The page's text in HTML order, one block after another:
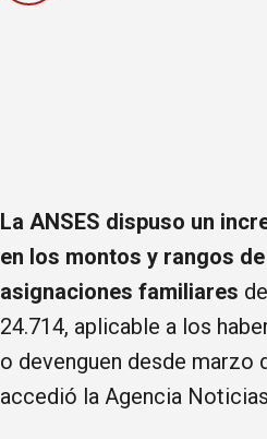
La ANSES dispuso un
en los montos y rangos
asignaciones familiares
24.714, aplicable a los
o devenguen desde marzo
accedió la Agencia